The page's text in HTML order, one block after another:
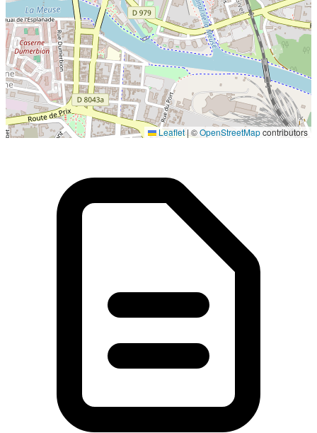
Localisation en cours...
Leaflet| ©OpenStreetMapcontributors